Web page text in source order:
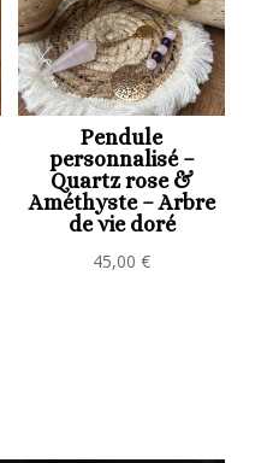
Pendule
personnalisé –
Quartz rose &
Améthyste – Arbre
de vie doré
45,00€